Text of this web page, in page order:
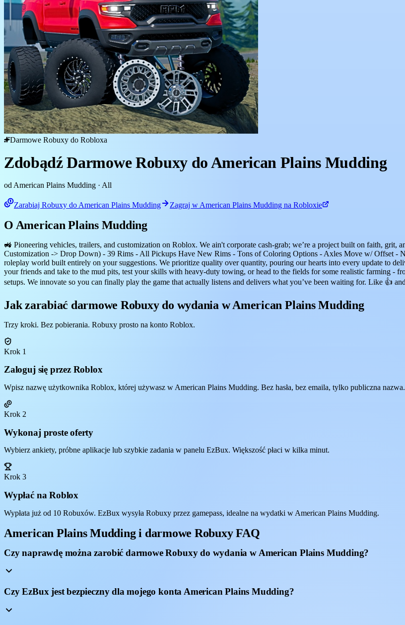
Darmowe Robuxy do Robloxa
Zdobądź Darmowe Robuxy do American Plains Mudding
od American Plains Mudding · All
Zarabiaj Robuxy do American Plains Mudding Zagraj w American Plains Mudding na Robloxie
O American Plains Mudding
🚜 Pioneering vehicles, trailers, and customization on Roblox. We ain't corporate cash-grab; we’re a project built on faith,
Customization -> Drop Down) - 39 Rims - All Pickups Have New Rims - Tons of Coloring Options - Axles Move w/ Offset -
roleplay world built entirely on your suggestions. We prioritize quality over quantity, pouring our hearts into every update to
your friends and take to the mud pits, test your skills with heavy-duty towing, or head to the fields for some realistic farming -
setups. We innovate so you can finally play the game that actually listens and delivers what you’ve been waiting for. Like 👍
Jak zarabiać darmowe Robuxy do wydania w American Plains Mudding
Trzy kroki. Bez pobierania. Robuxy prosto na konto Roblox.
Krok 1
Zaloguj się przez Roblox
Wpisz nazwę użytkownika Roblox, której używasz w American Plains Mudding. Bez hasła, bez emaila, tylko publiczna nazwa.
Krok 2
Wykonaj proste oferty
Wybierz ankiety, próbne aplikacje lub szybkie zadania w panelu EzBux. Większość płaci w kilka minut.
Krok 3
Wypłać na Roblox
Wypłata już od 10 Robuxów. EzBux wysyła Robuxy przez gamepass, idealne na wydatki w American Plains Mudding.
American Plains Mudding i darmowe Robuxy FAQ
Czy naprawdę można zarobić darmowe Robuxy do wydania w American Plains Mudding?
Czy EzBux jest bezpieczny dla mojego konta American Plains Mudding?